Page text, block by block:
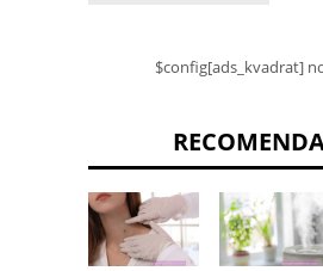
$config[ads_kvadrat]